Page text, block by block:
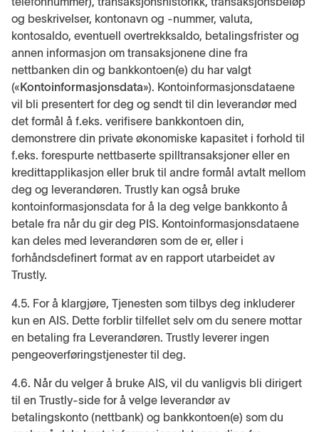
og beskrivelser, kontonavn og -nummer, valuta,
kontosaldo, eventuell overtrekksaldo, betalingsfrister og
annen informasjon om transaksjonene dine fra
nettbanken din og bankkontoen(e) du har valgt
(«Kontoinformasjonsdata»). Kontoinformasjonsdataene
vil bli presentert for deg og sendt til din leverandør med
det formål å f.eks. verifisere bankkontoen din,
demonstrere din private økonomiske kapasitet i forhold til
f.eks. forespurte nettbaserte spilltransaksjoner eller en
kredittapplikasjon eller bruk til andre formål avtalt mellom
deg og leverandøren. Trustly kan også bruke
kontoinformasjonsdata for å la deg velge bankkonto å
betale fra når du gir deg PIS. Kontoinformasjonsdataene
kan deles med leverandøren som de er, eller i
forhåndsdefinert format av en rapport utarbeidet av
Trustly.
4.5. For å klargjøre, Tjenesten som tilbys deg inkluderer
kun en AIS. Dette forblir tilfellet selv om du senere mottar
en betaling fra Leverandøren. Trustly leverer ingen
pengeoverføringstjenester til deg.
4.6. Når du velger å bruke AIS, vil du vanligvis bli dirigert
til en Trustly-side for å velge leverandør av
betalingskonto (nettbank) og bankkontoen(e) som du